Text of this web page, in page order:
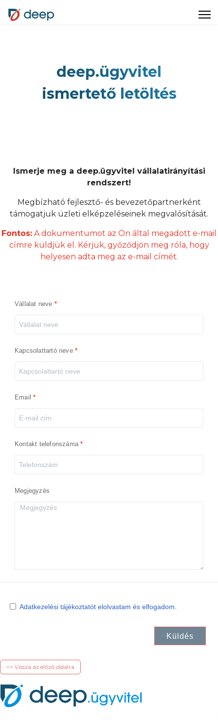
deep.ügyvitel
ismertető letöltés
Ismerje meg a deep.ügyvitel vállalatirányítási
rendszert!
Megbízható fejlesztő- és bevezetőpartnerként
támogatjuk üzleti elképzeléseinek megvalósítását.
Fontos: A dokumentumot az Ön által megadott e-mail
címre küldjük el. Kérjük, győződjön meg róla, hogy
helyesen adta meg az e-mail címét.
Vállalat neve
Kapcsolattartó neve
Email
Kontakt telefonszáma
Megjegyzés
Adatkezelési tájékoztatót elolvastam és elfogadom.
Küldés
<< Vissza az előző oldalra